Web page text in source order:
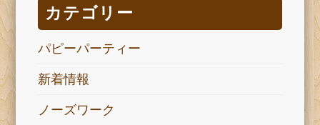
カテゴリー
パピーパーティー
新着情報
ノーズワーク